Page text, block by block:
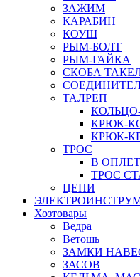
ЗАЖИМ
КАРАБИН
КОУШ
РЫМ-БОЛТ
РЫМ-ГАЙКА
СКОБА
ТАЛРЕП
КРЮК-
КРЮК-
ТРОС
В
ТРОС
ЦЕПИ
Хозтовары
Ведра
Ветошь
ЗАМКИ
ЗАСОВ